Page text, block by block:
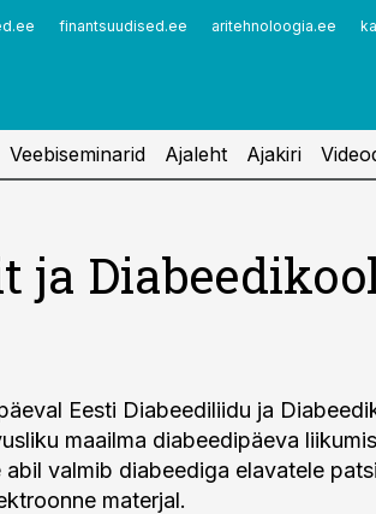
finantsuudised.ee aritehnoloogia.ee
Veebiseminarid Ajaleht Ajakiri
ja
Eesti Diabeediliidu ja
maailma diabeedipäeva
valmib diabeediga elavatele
materjal.